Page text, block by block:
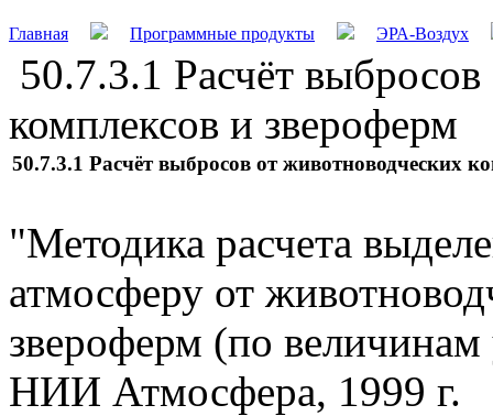
Главная Программные продукты ЭРА-Воздух
50.7.3.1 Расчёт
комплексов и звероферм
50.7.3.1 Расчёт выбросов от животноводческих
"Методика расчета
атмосферу от
звероферм (по
НИИ Атмосфера, 1999 г.